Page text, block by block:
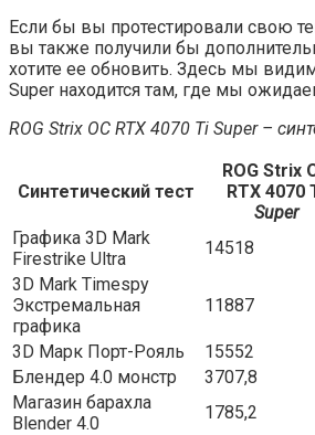
Если бы вы протестировали свою
вы также получили бы
хотите ее обновить. Здесь мы
Super находится там, где мы
ROG Strix OC RTX 4070 Ti Super –
Синтетический тест
ROG Strix
RTX 4070
Super
Графика 3D Mark
Firestrike Ultra
14518
3D Mark Timespy
Экстремальная
графика
11887
3D Марк Порт-Рояль 15552
Блендер 4.0 монстр
3707,8
Магазин барахла
Blender 4.0
1785,2